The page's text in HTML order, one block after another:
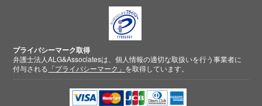
プライバシーマーク取得
弁護士法人ALG&Associatesは、個人情報の適切な取扱いを行う事業者に
付与される 「プライバシーマーク」 を取得しています。